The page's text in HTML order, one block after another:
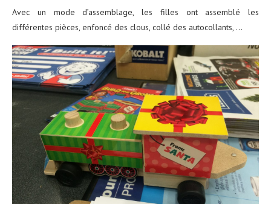
Avec un mode d’assemblage, les filles ont assemblé les
différentes pièces, enfoncé des clous, collé des autocollants, …